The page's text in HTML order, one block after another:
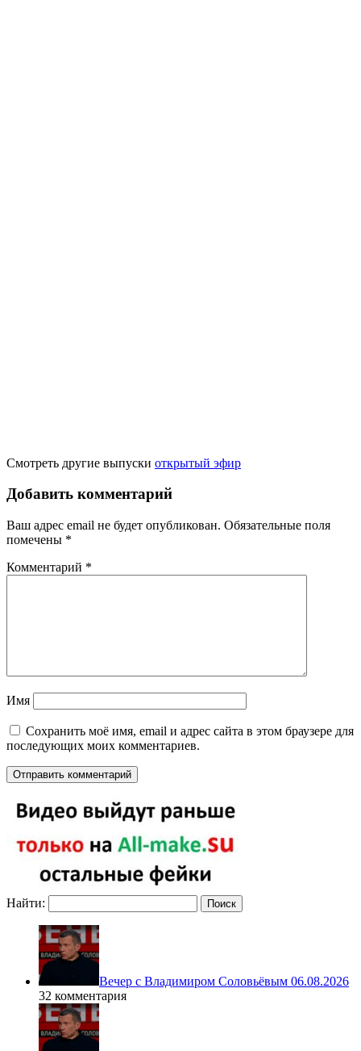
Смотреть другие выпуски открытый эфир
Добавить комментарий
Ваш адрес email не будет опубликован. Обязательные поля
помечены *
Комментарий *
Имя
Сохранить моё имя, email и адрес сайта в этом браузере для
последующих моих комментариев.
Найти:
Вечер с Владимиром Соловьёвым 06.08.2026
32 комментария